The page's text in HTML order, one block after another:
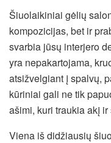
Šiuolaikiniai gėlių
kompozicijas, bet ir
svarbia jūsų interjero
yra nepakartojama,
atsižvelgiant į spalvų,
kūriniai gali ne tik
ašimi, kuri traukia akį
Viena iš didžiausių